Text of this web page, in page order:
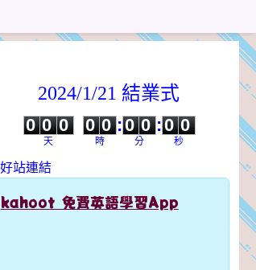
2024/1/21 結業式
0
0
0
0
0
天
0
0
0
0
時
:
0
0
0
0
分
:
0
0 0
秒
kahoot 免費英語學習App